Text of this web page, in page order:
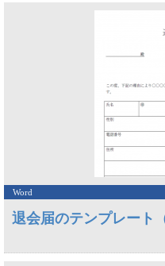
Word
退会届のテンプレート